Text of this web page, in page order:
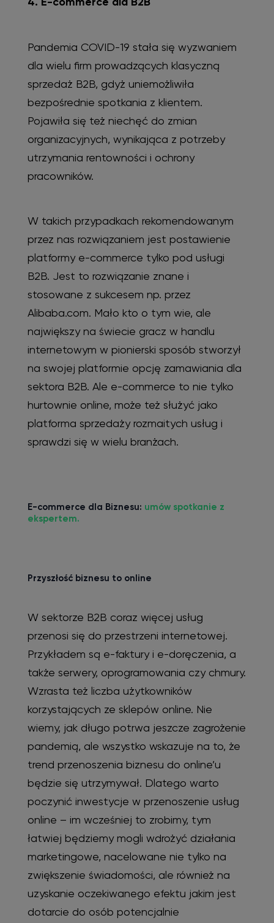
Pandemia COVID-19 stała się wyzwaniem
dla wielu firm prowadzących klasyczną
sprzedaż B2B, gdyż uniemożliwiła
bezpośrednie spotkania z klientem.
Pojawiła się też niechęć do zmian
organizacyjnych, wynikająca z potrzeby
utrzymania rentowności i ochrony
pracowników.
W takich przypadkach rekomendowanym
przez nas rozwiązaniem jest postawienie
platformy e-commerce tylko pod usługi
B2B. Jest to rozwiązanie znane i
stosowane z sukcesem np. przez
Alibaba.com. Mało kto o tym wie, ale
największy na świecie gracz w handlu
internetowym w pionierski sposób stworzył
na swojej platformie opcję zamawiania dla
sektora B2B. Ale e-commerce to nie tylko
hurtownie online, może też służyć jako
platforma sprzedaży rozmaitych usług i
sprawdzi się w wielu branżach.
E-commerce dla Biznesu: umów spotkanie z
ekspertem.
Przyszłość biznesu to online
W sektorze B2B coraz więcej usług
przenosi się do przestrzeni internetowej.
Przykładem są e-faktury i e-doręczenia, a
także serwery, oprogramowania czy chmury.
Wzrasta też liczba użytkowników
korzystających ze sklepów online. Nie
wiemy, jak długo potrwa jeszcze zagrożenie
pandemią, ale wszystko wskazuje na to, że
trend przenoszenia biznesu do online’u
będzie się utrzymywał. Dlatego warto
poczynić inwestycje w przenoszenie usług
online – im wcześniej to zrobimy, tym
łatwiej będziemy mogli wdrożyć działania
marketingowe, nacelowane nie tylko na
zwiększenie świadomości, ale również na
uzyskanie oczekiwanego efektu jakim jest
dotarcie do osób potencjalnie